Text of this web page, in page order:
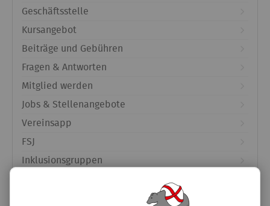
Geschäftsstelle
Kursangebot
Beiträge und Gebühren
Fragen & Antworten
Mitglied werden
Jobs & Stellenangebote
Vereinsapp
FSJ
Inklusionsgruppen